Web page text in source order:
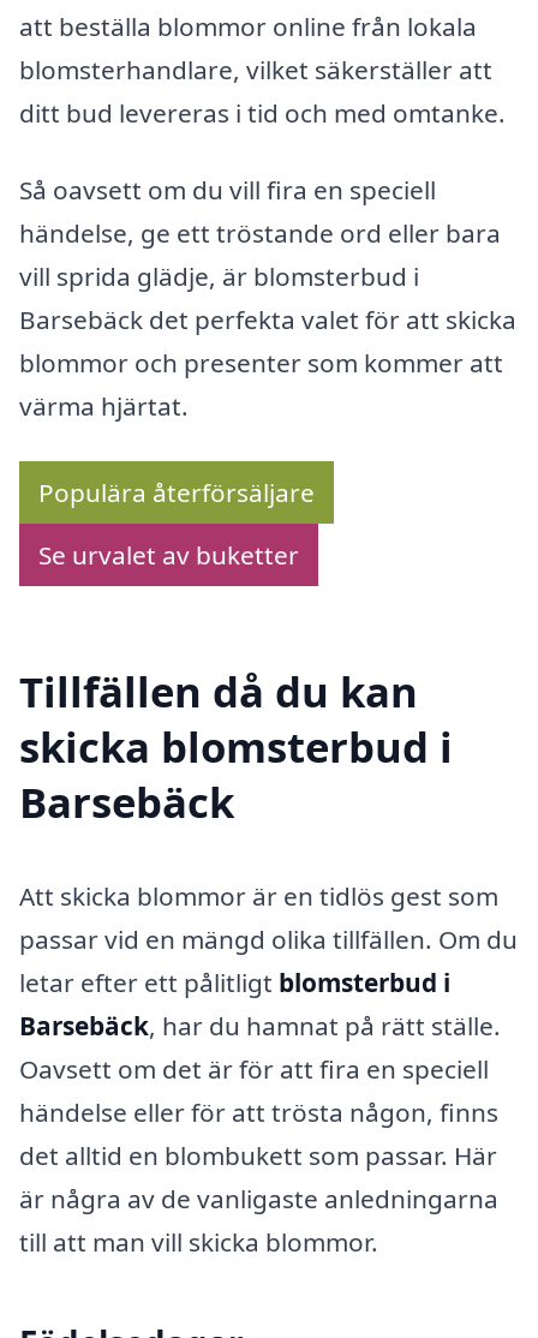
att beställa blommor online från lokala
blomsterhandlare, vilket säkerställer att
ditt bud levereras i tid och med omtanke.
Så oavsett om du vill fira en speciell
händelse, ge ett tröstande ord eller bara
vill sprida glädje, är blomsterbud i
Barsebäck det perfekta valet för att skicka
blommor och presenter som kommer att
värma hjärtat.
Populära återförsäljare
Se urvalet av buketter
Tillfällen då du kan
skicka blomsterbud i
Barsebäck
Att skicka blommor är en tidlös gest som
passar vid en mängd olika tillfällen. Om du
letar efter ett pålitligt blomsterbud i
Barsebäck, har du hamnat på rätt ställe.
Oavsett om det är för att fira en speciell
händelse eller för att trösta någon, finns
det alltid en blombukett som passar. Här
är några av de vanligaste anledningarna
till att man vill skicka blommor.